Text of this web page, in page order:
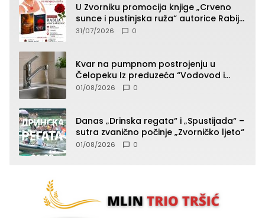
U Zvorniku promocija knjige „Crveno
sunce i pustinjska ruža“ autorice Rabije
Avdić-Hamidović
31/07/2026 0
Kvar na pumpnom postrojenju u
Čelopeku Iz preduzeća “Vodovod i
komunalije”
01/08/2026 0
Danas „Drinska regata“ i „Spustijada“ –
sutra zvanično počinje „Zvorničko ljeto“
01/08/2026 0